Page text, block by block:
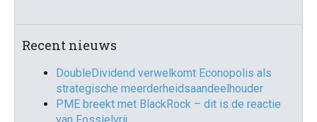
Recent nieuws
DoubleDividend verwelkomt Econopolis als
strategische meerderheidsaandeelhouder
PME breekt met BlackRock – dit is de reactie